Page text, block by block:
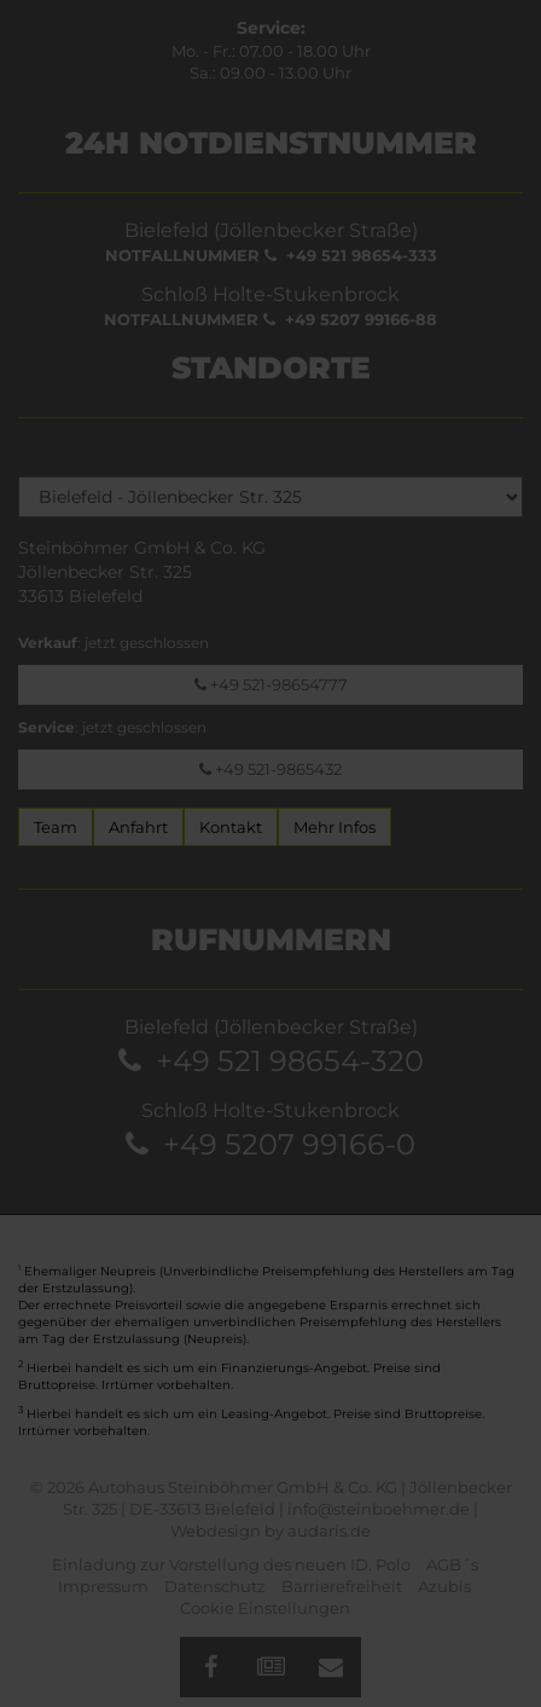
Service:
Mo. - Fr.: 07.00 - 18.00 Uhr
Sa.: 09.00 - 13.00 Uhr
24H NOTDIENSTNUMMER
Bielefeld (Jöllenbecker Straße)
NOTFALLNUMMER +49 521 98654-333
Schloß Holte-Stukenbrock
NOTFALLNUMMER +49 5207 99166-88
STANDORTE
Steinböhmer GmbH & Co. KG
Jöllenbecker Str. 325
33613 Bielefeld
Verkauf: jetzt geschlossen
+49 521-98654777
Service: jetzt geschlossen
+49 521-9865432
Team Anfahrt Kontakt Mehr Infos
RUFNUMMERN
Bielefeld (Jöllenbecker Straße)
+49 521 98654-320
Schloß Holte-Stukenbrock
+49 5207 99166-0
Ehemaliger Neupreis (Unverbindliche Preisempfehlung des Herstellers am Tag
der Erstzulassung).
Der errechnete Preisvorteil sowie die angegebene Ersparnis errechnet sich
gegenüber der ehemaligen unverbindlichen Preisempfehlung des Herstellers
am Tag der Erstzulassung (Neupreis).
2 Hierbei handelt es sich um ein Finanzierungs-Angebot. Preise sind
Bruttopreise. Irrtümer vorbehalten.
3 Hierbei handelt es sich um ein Leasing-Angebot. Preise sind Bruttopreise.
Irrtümer vorbehalten.
© 2026 Autohaus Steinböhmer GmbH & Co. KG | Jöllenbecker
Str. 325 | DE-33613 Bielefeld | info@steinboehmer.de |
Webdesign by audaris.de
Einladung zur Vorstellung des neuen ID. Polo
AGB´s
Impressum
Datenschutz Barrierefreiheit
Azubis
Cookie Einstellungen